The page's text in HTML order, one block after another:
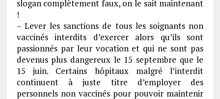
slogan complètement faux, on le sait maintenant
!
– Lever les sanctions de tous les soignants non
vaccinés interdits d’exercer alors qu’ils sont
passionnés par leur vocation et qui ne sont pas
devenus plus dangereux le 15 septembre que le
15 juin. Certains hôpitaux malgré l’interdit
continuent à juste titre d’employer des
personnels non vaccinés pour pouvoir maintenir